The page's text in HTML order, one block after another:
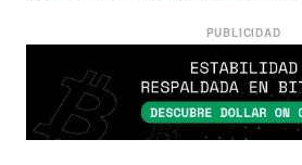
PUBLICIDAD